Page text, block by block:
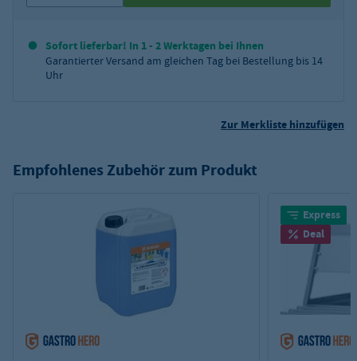
Sofort lieferbar! In 1 - 2 Werktagen bei Ihnen
Garantierter Versand am gleichen Tag bei Bestellung bis 14
Uhr
Zur Merkliste hinzufügen
Empfohlenes Zubehör zum Produkt
Express
Deal